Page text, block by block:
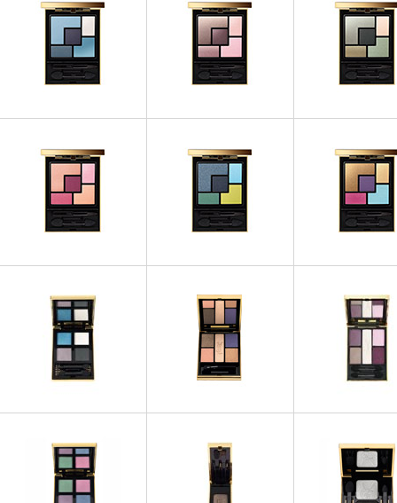
OMBRES À PAUPIÈRES
Couture Palette - 03 Afrique
OMBRES À PAUPIÈRES
Couture Palette - 04
Saharienne
OMBRES À
Couture
Surréaliste
OMBRES À PAUPIÈRES
Couture Palette - 06 Rive
Gauche
OMBRES À PAUPIÈRES
Couture Palette - 07
Parisienne
OMBRES À
Couture Palette -
Garde
OMBRES À PAUPIÈRES
Couture Palette - 09 Love
OMBRES À PAUPIÈRES
Couture Palette - 10
Lumières Majorelle
OMBRES À
OMBRES À PAUPIÈRES
Pure Chromatics
OMBRES À PAUPIÈRES
Marrakesh Sunset Palette
OMBRES À
Ombres 5